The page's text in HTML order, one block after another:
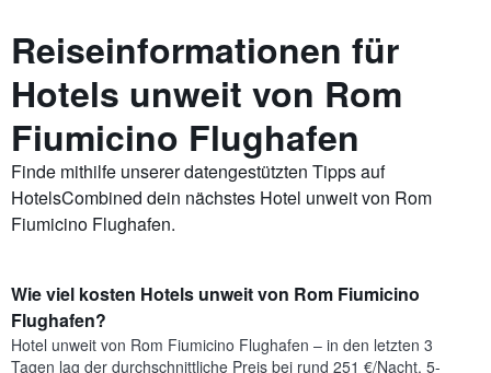
Reiseinformationen für
Hotels unweit von Rom
Fiumicino Flughafen
Finde mithilfe unserer datengestützten Tipps auf
HotelsCombined dein nächstes Hotel unweit von Rom
Fiumicino Flughafen.
Wie viel kosten Hotels unweit von Rom Fiumicino
Flughafen?
Hotel unweit von Rom Fiumicino Flughafen – in den letzten 3
Tagen lag der durchschnittliche Preis bei rund 251 €/Nacht. 5-